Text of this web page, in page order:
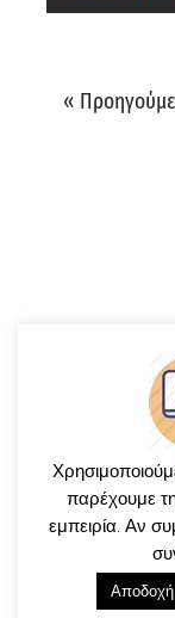
«
παρέχουμε
εμπειρία. Αν
Αποδοχή